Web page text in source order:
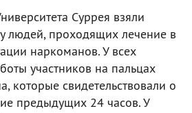
Суррея взяли
людей, проходящих лечение в
наркоманов. У всех
участников на пальцах
которые свидетельствовали о
предыдущих 24 часов. У